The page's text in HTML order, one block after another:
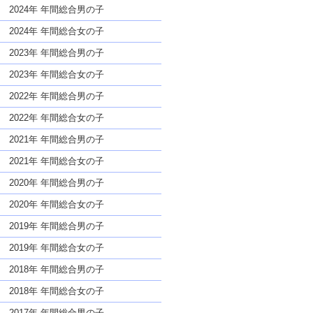
名前であっても奇抜すぎない
2024年 年間総合男の子
2024年 年間総合女の子
2023年 年間総合男の子
2023年 年間総合女の子
2022年 年間総合男の子
2022年 年間総合女の子
2021年 年間総合男の子
2021年 年間総合女の子
2020年 年間総合男の子
2020年 年間総合女の子
2019年 年間総合男の子
2019年 年間総合女の子
2018年 年間総合男の子
2018年 年間総合女の子